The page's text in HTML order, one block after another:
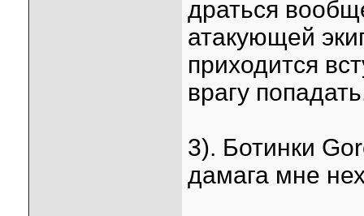
драться
атакующей
приходится
врагу
3). Ботинки
дамага мне